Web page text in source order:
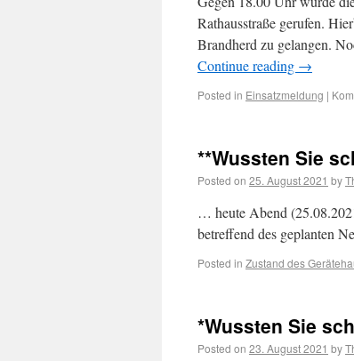
Rathausstraße gerufen.
Brandherd zu gelangen.
Continue reading →
Posted in Einsatzmeldung |
**Wussten Sie
Posted on 25. August 2021 by
… heute Abend
betreffend des geplanten
Posted in Zustand des
*Wussten Sie
Posted on 23. August 2021 by